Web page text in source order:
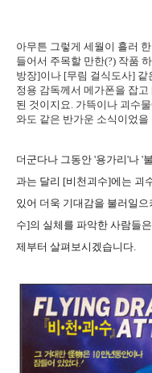
아무튼 그렇게 세월이 흘러
들어서 주목할 만한(?) 작품
방장]이나 [무림 걸식도사] 같
정용 감독께서 메가폰을 잡
된 것이지요. 가뜩이나 괴수
와도 같은 반가운 소식이었을
더군다나 그동안 '용가리'나 '
과는 달리 [비천괴수]에는 괴
있어 더욱 기대감을 불러일
수]의 실체를 파악한 사람들
제부터 살펴보시겠습니다.